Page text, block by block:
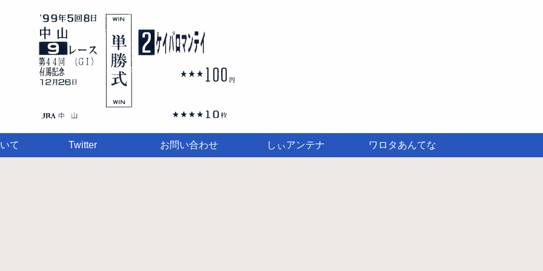
て Twitter お問い合わせ しぃアンテナ ワロタあんてな